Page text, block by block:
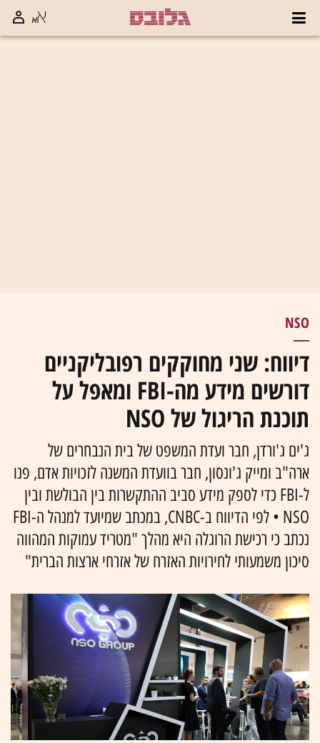
NSO
דיווח: שני מחוקקים רפובליקניים
דורשים מידע מה-FBI ומאפל על
תוכנת הריגול של NSO
ג'ים ג'ורדן, חבר ועדת המשפט של בית הנבחרים של
ארה"ב ומייק ג'ונסון, חבר בוועדת המשנה לזכויות אדם, פנו
ל-FBI כדי לספק מידע סביב ההתקשרות בין הבולשת ובין
NSO • לפי הדיווח ב-CNBC, במכתב שמיועד למנהל ה-FBI
נכתב כי רכישת הרוגלה היא מהלך "מטריד עמוקות המהווה
סיכון משמעותי לחירויות האזרח של אזרחי ארצות הברית"